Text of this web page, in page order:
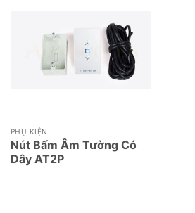
PHỤ KIỆN
Nút Bấm Âm Tường Có
Dây AT2P